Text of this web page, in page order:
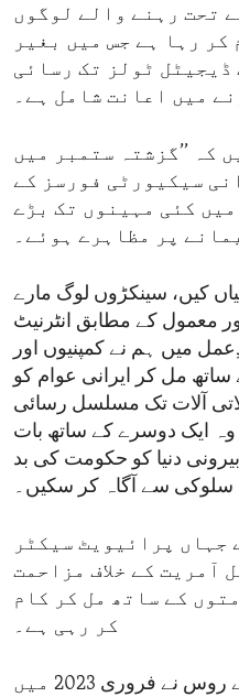
تحت رہنے والے لوگوں
کر رہا ہے جس میں بغیر
ٹولز تک رسائی
میں اعانت شامل ہے۔
کہ ’’گزشتہ ستمبر میں
سیکیورٹی فورسز کے
میں کئی مہینوں تک بڑے
پر مظاہرے ہوئے۔
کیں، سینکڑوں لوگ مارے
معمول کے مطابق انٹرنیٹ
میں ہم نے کمپنیوں اور
مل کر ایرانی عوام کو
آلات تک مسلسل رسائی
ایک دوسرے کے ساتھ بات
دنیا کو حکومت کی بد
سلوکی سے آگاہ کر سکیں۔
جہاں پرائیویٹ سیکٹر
آمریت کے خلاف مزاحمت
کے ساتھ مل کر کام
کر رہی ہے۔
اس کے علاوہ جب سے روس نے فروری 2023 میں